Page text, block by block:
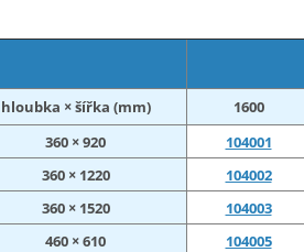
hloubka × šířka (mm) 1600
360 × 920
104001
360 × 1220
104002
360 × 1520
104003
460 × 610
104005